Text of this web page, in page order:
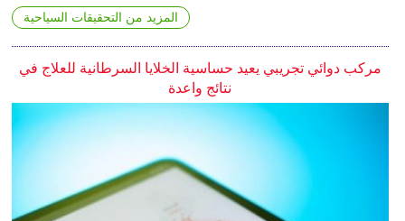
المزيد من التحقيقات السياحية
مركب دوائي تجريبي يعيد حساسية الخلايا السرطانية للعلاج في
نتائج واعدة